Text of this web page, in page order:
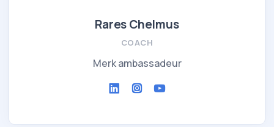
Rares Chelmus
COACH
Merk ambassadeur